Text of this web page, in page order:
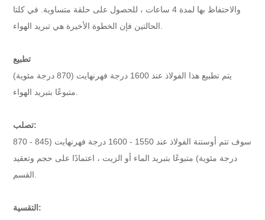
والاحتفاظ بها لمدة 4 ساعات ، للحصول على حلقة متساوية. في كلتا
تطبيع
يتم تطبيع هذا الفولاذ عند 1600 درجة فهرنهايت (870 درجة مئوية)
تصلب:
سوف تتم أوستنة الفولاذ عند 1550 - 1600 درجة فهرنهايت (845 - 870
درجة مئوية) متبوعًا بتبريد الماء أو الزيت ، اعتمادًا على حجم وتعقيد
التقسية: